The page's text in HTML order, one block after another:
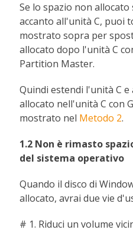
Se lo spazio non
accanto all'unità C, puoi
mostrato sopra per
allocato dopo l'unità C
Partition Master.
Quindi estendi l'unità C
allocato nell'unità C con
mostrato nel Metodo 2.
1.2 Non è rimasto
del sistema operativo
Quando il disco di
allocato, avrai due vie
# 1. Riduci un volume